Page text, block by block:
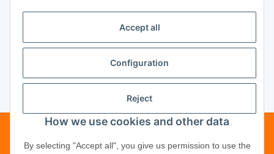
Unsere Partner
Unternehmen
Vertrag widerrufen
Telefonische Beratung?·+49 (0) 5246
Accept all
Configuration
Reject
How we use cookies and other data
By selecting "Accept all", you give us permission to use the